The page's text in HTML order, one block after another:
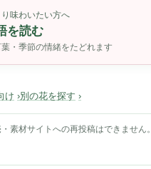
味わいたい方へ
を読む
・季節の情緒をたどれます
け
別の花を探す
素材サイトへの再投稿はできません。